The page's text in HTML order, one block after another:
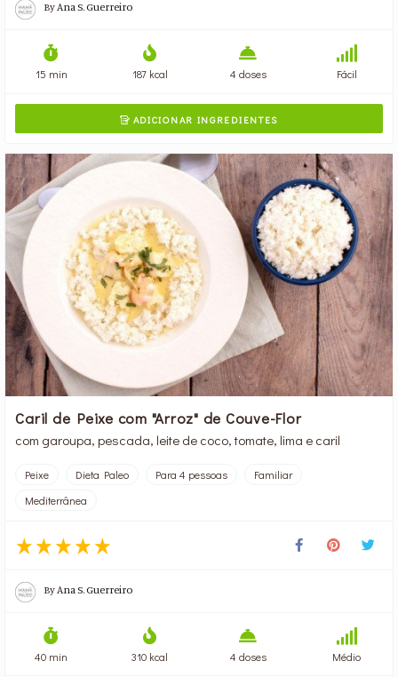
By Ana S. Guerreiro
15 min 187 kcal 4 doses Fácil
ADICIONAR INGREDIENTES
Caril de Peixe com "Arroz" de Couve-Flor
com garoupa, pescada, leite de coco, tomate, lima e caril
Peixe Dieta Paleo Para 4 pessoas
Familiar
Mediterrânea
By Ana S. Guerreiro
40 min 310 kcal 4 doses Médio